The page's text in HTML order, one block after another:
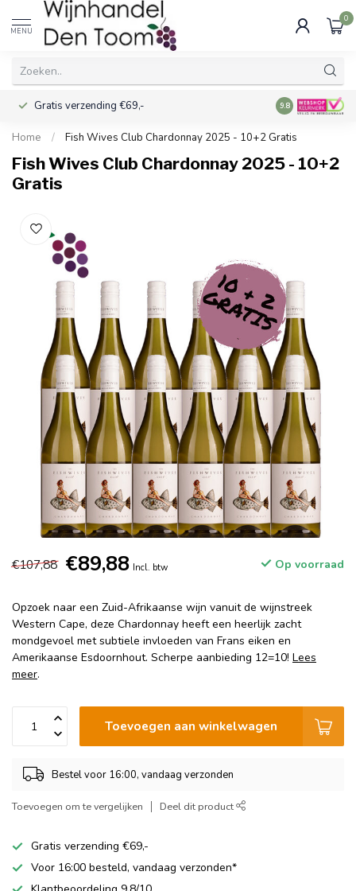
MENU
0
Gratis verzending €69,- Voor 16:00
9.8
Home / Fish Wives Club Chardonnay 2025 - 10+2 Gratis
Fish Wives Club Chardonnay 2025 - 10+2
Gratis
€107,88 €89,88 Incl. btw Op voorraad
Opzoek naar een Zuid-Afrikaanse wijn vanuit de wijnstreek
Western Cape, deze Chardonnay heeft een heerlijk zacht
mondgevoel met subtiele invloeden van Frans eiken en
Amerikaanse Esdoornhout. Scherpe aanbieding 12=10! Lees
meer.
Toevoegen aan winkelwagen
Bestel voor 16:00, vandaag verzonden
Toevoegen om te vergelijken Deel dit product
Gratis verzending €69,-
Voor 16:00 besteld, vandaag verzonden*